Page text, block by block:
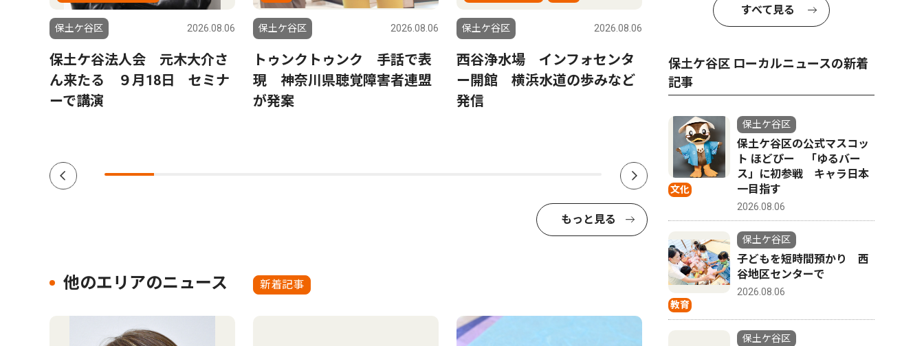
保土ケ谷区 2026.08.06
保土ケ谷法人会 元木大介さ
ん来たる ９月18日 セミナ
ーで講演
保土ケ谷区 2026.08.06
トゥンクトゥンク 手話で表
現 神奈川県聴覚障害者連盟
が発案
保土ケ谷区 2026.08.06
西谷浄水場 インフォセンタ
ー開館 横浜水道の歩みなど
発信
2026.07.30
横浜市ひきこもり総合支援・
若者相談センターってどんな
ところ？ 最近までセンター
を利用していた方にインタビ
ュー
ハマ』
もっと見る
他のエリアのニュース 新着記事
すべて見る
保土ケ谷区 ローカルニュースの新着
記事
文化
保土ケ谷区
保土ケ谷区の公式マスコッ
ト ほどぴー 「ゆるバー
ス」に初参戦 キャラ日本
一目指す
2026.08.06
教育
保土ケ谷区
子どもを短時間預かり 西
谷地区センターで
2026.08.06
保土ケ谷区